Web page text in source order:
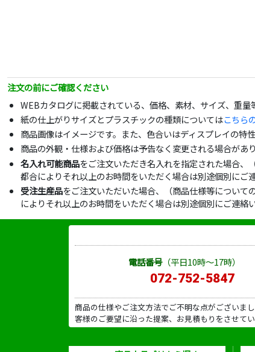
注文の前にご確認ください
WEBカタログに掲載されている、価格、素材、サイズ、重
紙の仕上がりサイズとプラスチックの種類についてはこちら
商品画像はイメージです。また、色合いはディスプレイの特
商品の外観・仕様および価格は予告なく変更される場合があり
名入れ可能商品をご注文いただき名入れを指定された場合、
都合によりそれ以上のお時間をいただく場合は別途個別にご
受注生産品をご注文いただいた場合、（商品仕様等について
によりそれ以上のお時間をいただく場合は別途個別にご連絡い
電話番号（平日10時～17時）
072-752-5847
商品の仕様やご注文方法でご不明な点がございま
客様のご要望に沿った提案、お見積もりをさせてい